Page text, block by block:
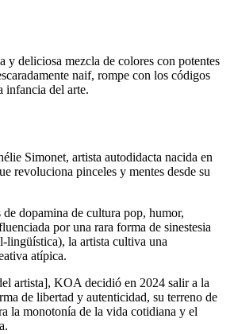
y deliciosa mezcla de colores con potentes
naif, rompe con los códigos
infancia del arte.
Simonet, artista autodidacta nacida en
revoluciona pinceles y mentes desde su
dopamina de cultura pop, humor,
por una rara forma de sinestesia
lingüística), la artista cultiva una
atípica.
artista], KOA decidió en 2024 salir a la
de libertad y autenticidad, su terreno de
la monotonía de la vida cotidiana y el